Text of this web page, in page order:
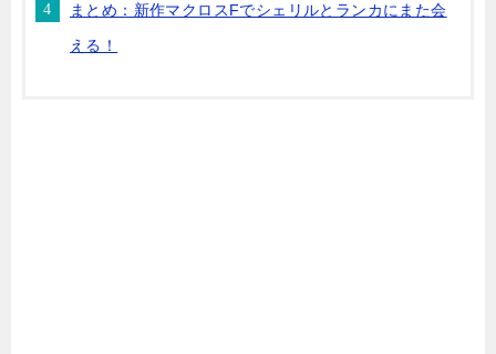
まとめ：新作マクロスFでシェリルとランカにまた会
える！